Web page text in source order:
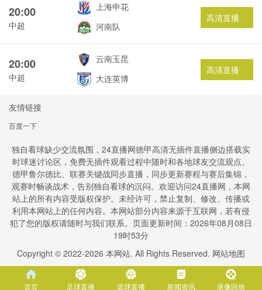
20:00
中超
上海申花
河南队
高清直播
20:00
中超
云南玉昆
大连英博
高清直播
友情链接
百度一下
独自看球缺少交流氛围，24直播网德甲高清无插件直播侧边搭载实
时球迷讨论区，免费无插件观看过程中随时和各地球友交流观点。
德甲鲁尔德比、联赛关键战同步直播，同步更新赛程与赛后集锦，
观赛时畅谈战术，告别独自看球的沉闷。欢迎访问24直播网，本网
站上的所有内容受版权保护。未经许可，禁止复制、修改、传播或
利用本网站上的任何内容。本网站部分内容来源于互联网，若有侵
犯了您的版权请随时与我们联系。页面更新时间：2026年08月08日
19时53分
Copyright © 2022-2026 本网站. All Rights Reserved. 网站地图
首页 足球直播 篮球直播 新闻资讯 录像回放